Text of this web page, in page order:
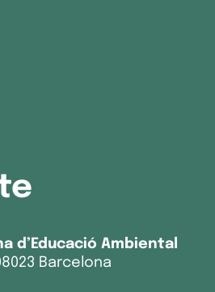
d’Educació Ambiental
Barcelona